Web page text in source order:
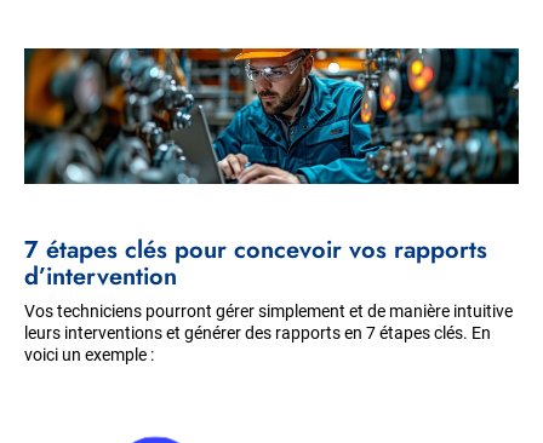
7 étapes clés pour concevoir vos rapports
d’intervention
Vos techniciens pourront gérer simplement et de manière intuitive
leurs interventions et générer des rapports en 7 étapes clés. En
voici un exemple :